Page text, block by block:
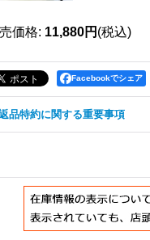
価格: 11,880円 (税込)
Facebookでシェア
品特約に関する重要事項